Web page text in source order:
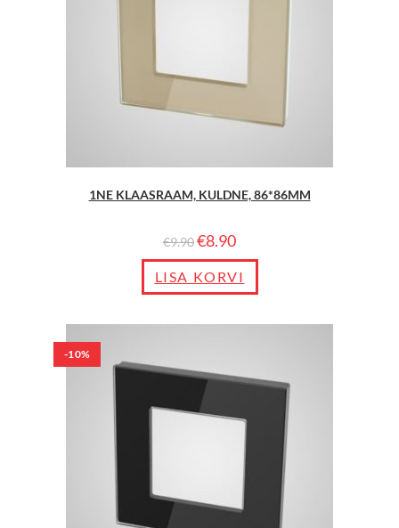
1NE KLAASRAAM, KULDNE, 86*86MM
€9.90€8.90
LISA KORVI
-10%